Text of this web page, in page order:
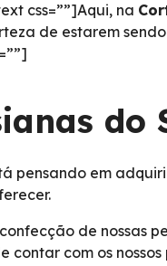
css=””]Aqui, na
de estarem
do
pensando em
de nossas
contar com os